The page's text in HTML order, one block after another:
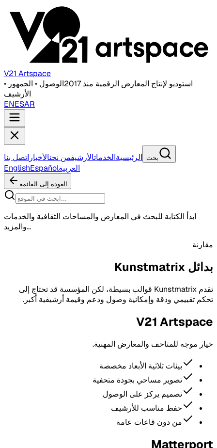
V21 Artspace
استوديو لإنتاج المعارض الرقمية منذ 2017
الوصول • الجمهور •
الأرشيف
ENESAR
الرئيسيةالخدماتالأرشيفمن نحنالأخبار اتصل بنا بحث
EnglishEspañolالعربية
العودة إلى القائمة
ابدأ الكتابة للبحث في المعارض والمساحات الثقافية والخدمات
والمزيد...
مقارنة
بدائل Kunstmatrix
تقدم Kunstmatrix قوالب بسيطة، لكن المؤسسة قد تحتاج إلى
تحكم تقييمي ودقة وإمكانية وصول ودعم وقيمة أرشيفية أكبر.
V21 Artspace
خيار موجه للمتاحف والمعارض المهنية.
بيئات ثلاثية الأبعاد مخصصة
تصوير مساحي بجودة متحفية
تصميم يركز على الوصول
حفظ مناسب للأرشيف
من دون قاعات عامة
Matterport